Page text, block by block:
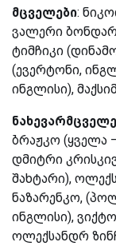
მცველები:
ვალერი
ტიმჩიკი
(ევერტონი,
ინგლისი),
ბრაჟკო (ყველა
დმიტრი
შახტარი),
ნაზარენკო,
ინგლისი),
ოლექსანდრ